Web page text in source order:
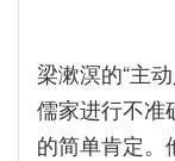
梁漱溟的“主
儒家进行不准
的简单肯定。